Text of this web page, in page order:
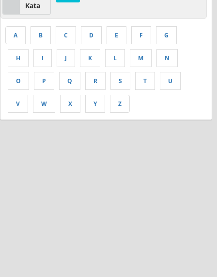
Kata
A B C D E F G
H I J K L M N
O P Q R S T U
V W X Y Z